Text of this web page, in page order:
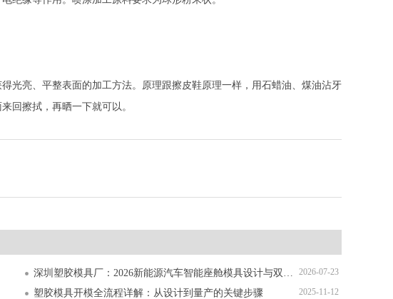
光亮、平整表面的加工方法。原理跟擦皮鞋原理一样，用石蜡油、煤油沾牙
回擦拭，再晒一下就可以。
2026-07-23
深圳塑胶模具厂：2026新能源汽车智能座舱模具设计与双色注塑加工解析
2025-11-12
塑胶模具开模全流程详解：从设计到量产的关键步骤